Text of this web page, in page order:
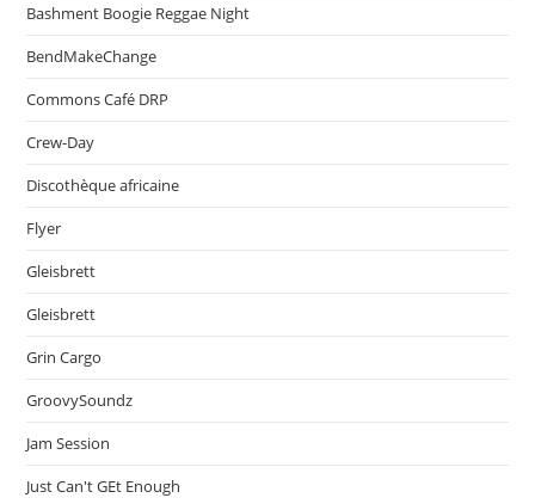
Bashment Boogie Reggae Night
BendMakeChange
Commons Café DRP
Crew-Day
Discothèque africaine
Flyer
Gleisbrett
Gleisbrett
Grin Cargo
GroovySoundz
Jam Session
Just Can't GEt Enough